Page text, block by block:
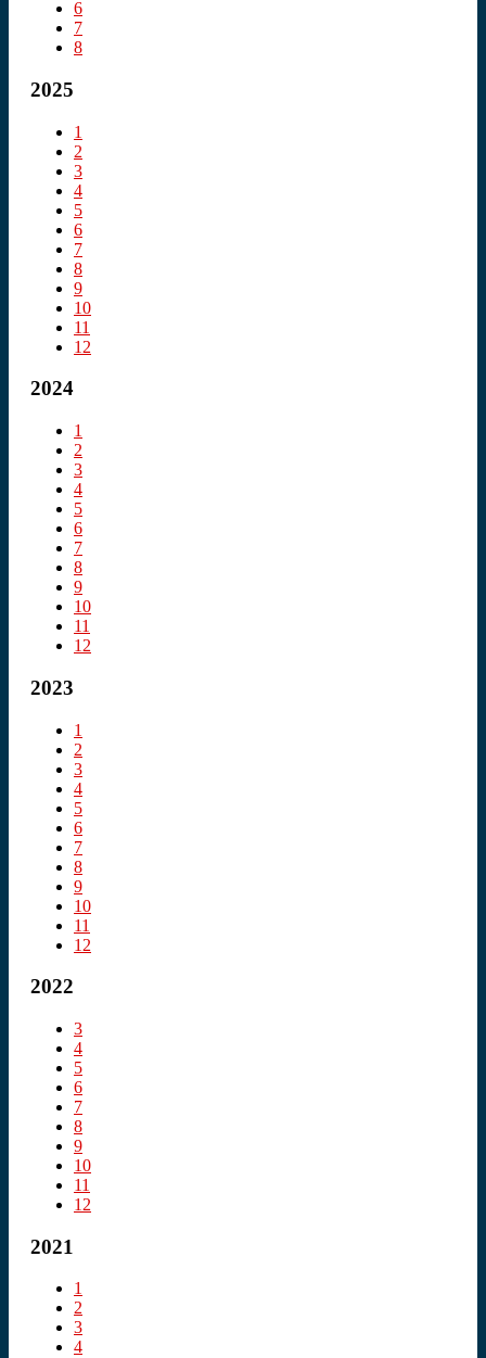
6
7
8
2025
1
2
3
4
5
6
7
8
9
10
11
12
2024
1
2
3
4
5
6
7
8
9
10
11
12
2023
1
2
3
4
5
6
7
8
9
10
11
12
2022
3
4
5
6
7
8
9
10
11
12
2021
1
2
3
4